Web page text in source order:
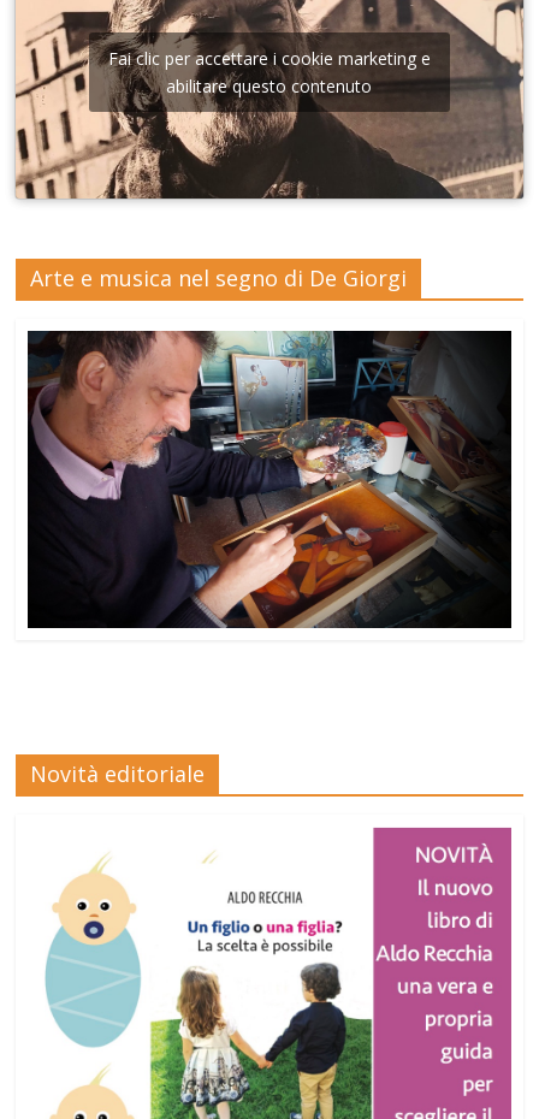
Fai clic per accettare i cookie marketing e
abilitare questo contenuto
Arte e musica nel segno di De Giorgi
Novità editoriale